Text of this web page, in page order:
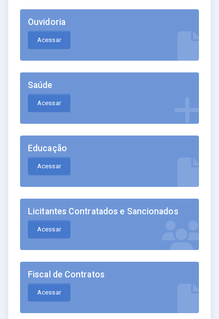
Ouvidoria
Acessar
Saúde
Acessar
Educação
Acessar
Licitantes Contratados e Sancionados
Acessar
Fiscal de Contratos
Acessar